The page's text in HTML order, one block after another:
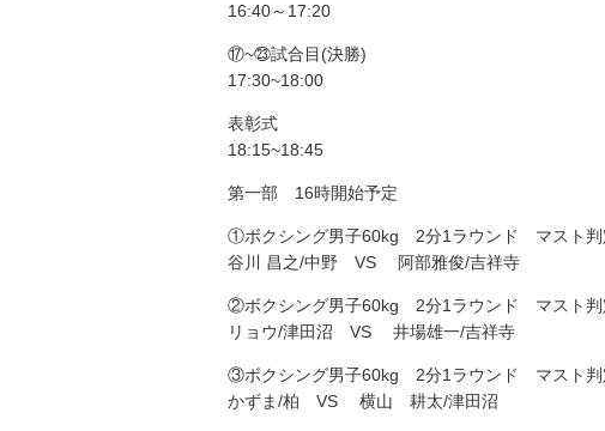
16:40～17:20
⑰~㉓試合目(決勝)
17:30~18:00
表彰式
18:15~18:45
第一部 16時開始予定
①ボクシング男子60kg 2分1ラウンド マスト判
谷川 昌之/中野 VS 阿部雅俊/吉祥寺
②ボクシング男子60kg 2分1ラウンド マスト判
リョウ/津田沼 VS 井場雄一/吉祥寺
③ボクシング男子60kg 2分1ラウンド マスト判
かずま/柏 VS 横山 耕太/津田沼